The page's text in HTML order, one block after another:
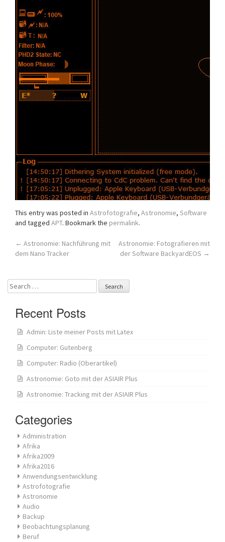
This entry was posted in Astrofotografie, Astronomie, Software
and tagged APT. Bookmark the permalink.
Post
← Astronomie: Nachführung mit
dem Nano Tracker
Astronomie: Fotografieren mit
der Software BackyardEOS →
Search
for:
Recent Posts
Admin: Liste meiner Posts mit Latex
Computer: Gutenberg
Computer: Radio (Oberartikel)
Astronomie: Goto mit der ASIAIR Plus
Astronomie: Tracking mit der ASIAIR Plus
Categories
Administration
Afrika
Afrika2009
Afrika2016
Anwendungsentwicklung
Astrofotografie
Astronomie
Audio
Backup
Beobachtungsplanung
Beruf